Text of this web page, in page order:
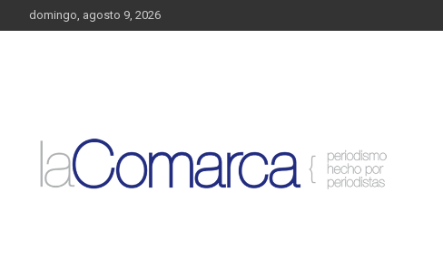
al
domingo, agosto 9, 2026